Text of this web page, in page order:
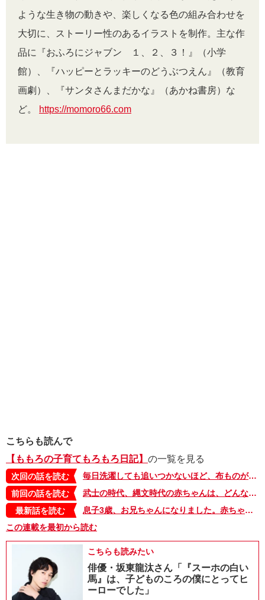
ような生き物の動きや、楽しくなる色の組み合わせを
大切に、ストーリー性のあるイラストを制作。主な作
品に『おふろにジャブン １、２、３！』（小学
館）、『ハッピーとラッキーのどうぶつえん』（教育
画劇）、『サンタさんまだかな』（あかね書房）な
ど。
https://momoro66.com
こちらも読んで
【ももろの子育てもろもろ日記】 の一覧を見る
次回の話を読む
毎日洗濯しても追いつかないほど、布ものが好き【ももろの子育てもろもろ日記・31】
前回の話を読む
武士の時代、縄文時代の赤ちゃんは、どんな声で泣いていた？【ももろの子育てもろもろ日記・29】
最新話を読む
息子3歳、お兄ちゃんになりました。赤ちゃんにまずしたことは…【ももろの子育てもろもろ日記・最終回】
この連載を最初から読む
こちらも読みたい
俳優・坂東龍汰さん「『スーホの白い
馬』は、子どものころの僕にとってヒ
ーローでした」